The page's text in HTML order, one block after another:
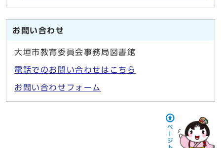
お問い合わせ
大垣市教育委員会事務局図書館
電話でのお問い合わせはこちら
お問い合わせフォーム